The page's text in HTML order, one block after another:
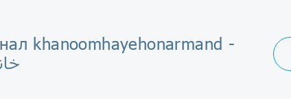
khanoomhayehonarmand -